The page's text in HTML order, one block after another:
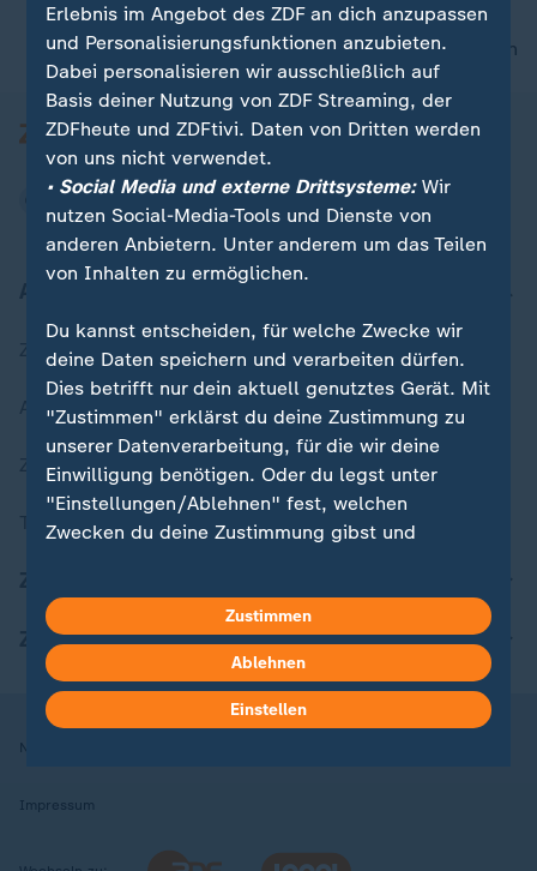
nach oben
Zuletzt veröffentlicht
Aktuelle Sendungs-Videos
ZDFheute Stories
Themen im Überblick
ZDFheute Apps
Nutzungsbedingungen
Impressum
Erlebnis im Angebot des ZDF an dich anzupassen
und Personalisierungsfunktionen anzubieten.
Dabei personalisieren wir ausschließlich auf
Basis deiner Nutzung von ZDF Streaming, der
ZDFheute und ZDFtivi. Daten von Dritten werden
von uns nicht verwendet.
• Social Media und externe Drittsysteme:Wir
nutzen Social-Media-Tools und Dienste von
anderen Anbietern. Unter anderem um das Teilen
von Inhalten zu ermöglichen.
Du kannst entscheiden, für welche Zwecke wir
deine Daten speichern und verarbeiten dürfen.
Dies betrifft nur dein aktuell genutztes Gerät. Mit
"Zustimmen" erklärst du deine Zustimmung zu
unserer Datenverarbeitung, für die wir deine
Einwilligung benötigen. Oder du legst unter
"Einstellungen/Ablehnen" fest, welchen
Zwecken du deine Zustimmung gibst und
in deinen Einstellungen widerrufen oder ändern.
Hier findest du das Impressum.
Weitere Informationen findest du in unserer
Datenschutzerklärung.
Zustimmen
Ablehnen
Einstellen